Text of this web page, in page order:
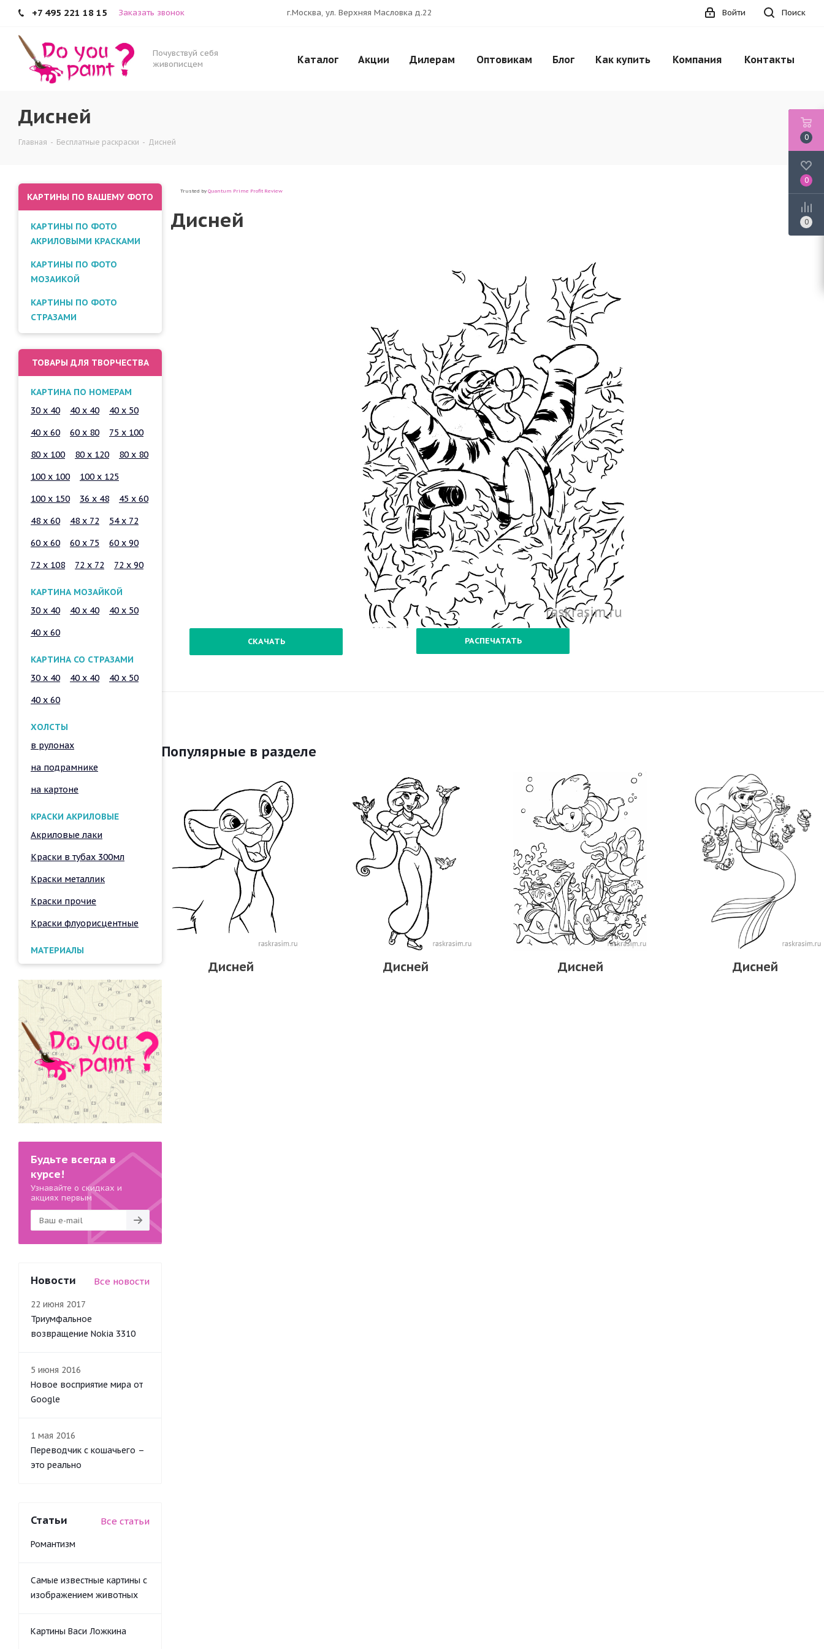
+7 495 221 18 15 Заказать звонок г.Москва, ул. Верхняя Масловка д.22 Поиск
Войти
Почувствуй себя
живописцем
Каталог Акции Дилерам Оптовикам Блог Как купить Компания Контакты
Дисней
Главная - Бесплатные раскраски - Дисней
Trusted by Quantum Prime Profit Review
Дисней
СКАЧАТЬ РАСПЕЧАТАТЬ
Дисней
Популярные в разделе
Дисней Дисней Дисней Дисней
КАРТИНЫ ПО ВАШЕМУ ФОТО
КАРТИНЫ ПО ФОТО
АКРИЛОВЫМИ КРАСКАМИ
КАРТИНЫ ПО ФОТО
МОЗАИКОЙ
КАРТИНЫ ПО ФОТО
СТРАЗАМИ
ТОВАРЫ ДЛЯ ТВОРЧЕСТВА
КАРТИНА ПО НОМЕРАМ
30 x 40
40 x 40
40 x 50
40 x 60
60 x 80
75 x 100
80 x 100
80 x 120
80 x 80
100 x 100
100 x 125
100 x 150
36 x 48
45 x 60
48 x 60
48 x 72
54 x 72
60 x 60
60 x 75
60 x 90
72 x 108
72 x 72 72 x 90
КАРТИНА МОЗАЙКОЙ
30 x 40
40 x 40
40 x 50
40 x 60
КАРТИНА СО СТРАЗАМИ
30 x 40
40 x 40
40 x 50
40 x 60
ХОЛСТЫ
в рулонах
на подрамнике
на картоне
КРАСКИ АКРИЛОВЫЕ
Акриловые лаки
Краски в тубах 300мл
Краски металлик
Краски прочие
Краски флуорисцентные
МАТЕРИАЛЫ
Будьте всегда в
курсе!
Узнавайте о скидках и
акциях первым
Новости Все новости
22 июня 2017
Триумфальное
возвращение Nokia 3310
5 июня 2016
Новое восприятие мира от
Google
1 мая 2016
Переводчик с кошачьего –
это реально
Статьи Все статьи
Романтизм
Самые известные картины с
изображением животных
Картины Васи Ложкина
0
0
0